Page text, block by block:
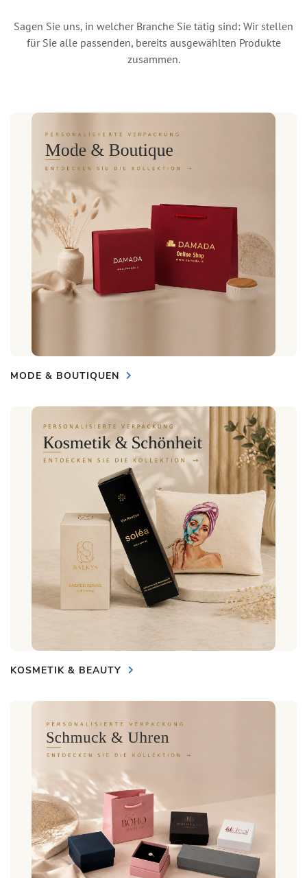
Sagen Sie uns, in welcher Branche Sie tätig sind: Wir stellen
für Sie alle passenden, bereits ausgewählten Produkte
zusammen.
MODE & BOUTIQUEN
KOSMETIK & BEAUTY